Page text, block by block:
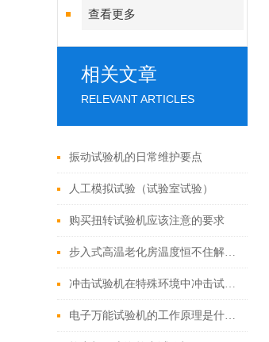
查看更多
相关文章
RELEVANT ARTICLES
振动试验机的日常维护要点
人工模拟试验（试验室试验）
购买扭转试验机应该注意的要求
步入式高温老化房温度恒不住解决办法
冲击试验机在特殊环境中冲击试验故障排除方法
电子万能试验机的工作原理是什么？